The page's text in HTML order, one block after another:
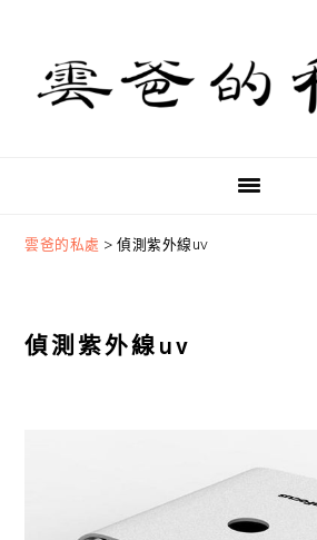
primary
navigation
content
primary
sidebar
雲爸的私處 >偵測紫外線uv
偵測紫外線uv